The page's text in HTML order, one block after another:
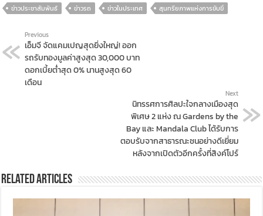
ข่าวประชาสัมพันธ์
ข่าวรถ ข่าวในประเทศ สุนทรียภาพแห่งการขับขี่
Previous
เอ็มจี จัดแคมเปญสุดยิ่งใหญ่! ออก
รถรับทองมูลค่าสูงสุด 30,000 บาท
ดอกเบี้ยต่ำสุด 0% นานสูงสุด 60
เดือน
Next
นิทรรศการศิลปะใจกลางเมืองสุด
พิเศษ 2 แห่ง ณ Gardens by the
Bay และ Mandala Club ได้รับการ
ตอบรับจากสาธารณะชนอย่างดีเยี่ยม
หลังจากเปิดตัวอีกครั้งที่สิงค์โปร์
Related Articles